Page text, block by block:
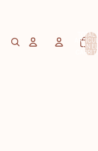
TOTAL
EN EL